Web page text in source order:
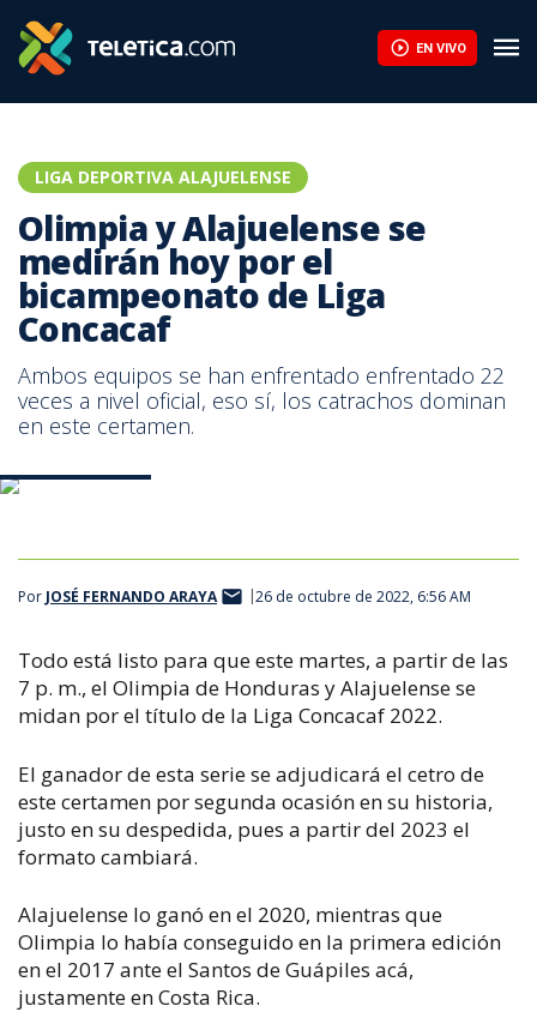
EN VIVO
LIGA DEPORTIVA ALAJUELENSE
Olimpia y Alajuelense se
medirán hoy por el
bicampeonato de Liga
Concacaf
Ambos equipos se han enfrentado enfrentado 22
veces a nivel oficial, eso sí, los catrachos dominan
en este certamen.
Por JOSÉ FERNANDO ARAYA 26 de octubre de 2022, 6:56 AM
Todo está listo para que este martes, a partir de las
7 p. m., el Olimpia de Honduras y Alajuelense se
midan por el título de la Liga Concacaf 2022.
El ganador de esta serie se adjudicará el cetro de
este certamen por segunda ocasión en su historia,
justo en su despedida, pues a partir del 2023 el
formato cambiará.
Alajuelense lo ganó en el 2020, mientras que
Olimpia lo había conseguido en la primera edición
en el 2017 ante el Santos de Guápiles acá,
justamente en Costa Rica.